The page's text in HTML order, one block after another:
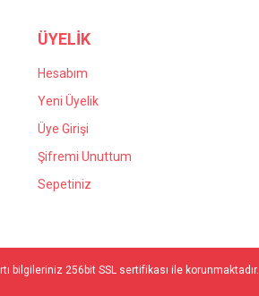
ÜYELİK
Hesabım
Yeni Üyelik
Üye Girişi
Şifremi Unuttum
Sepetiniz
bilgileriniz 256bit SSL sertifikası ile korunmaktadır.